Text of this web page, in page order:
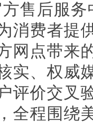
方售后服
消费者提
网点带来
实、权威
评价交叉
全程围绕